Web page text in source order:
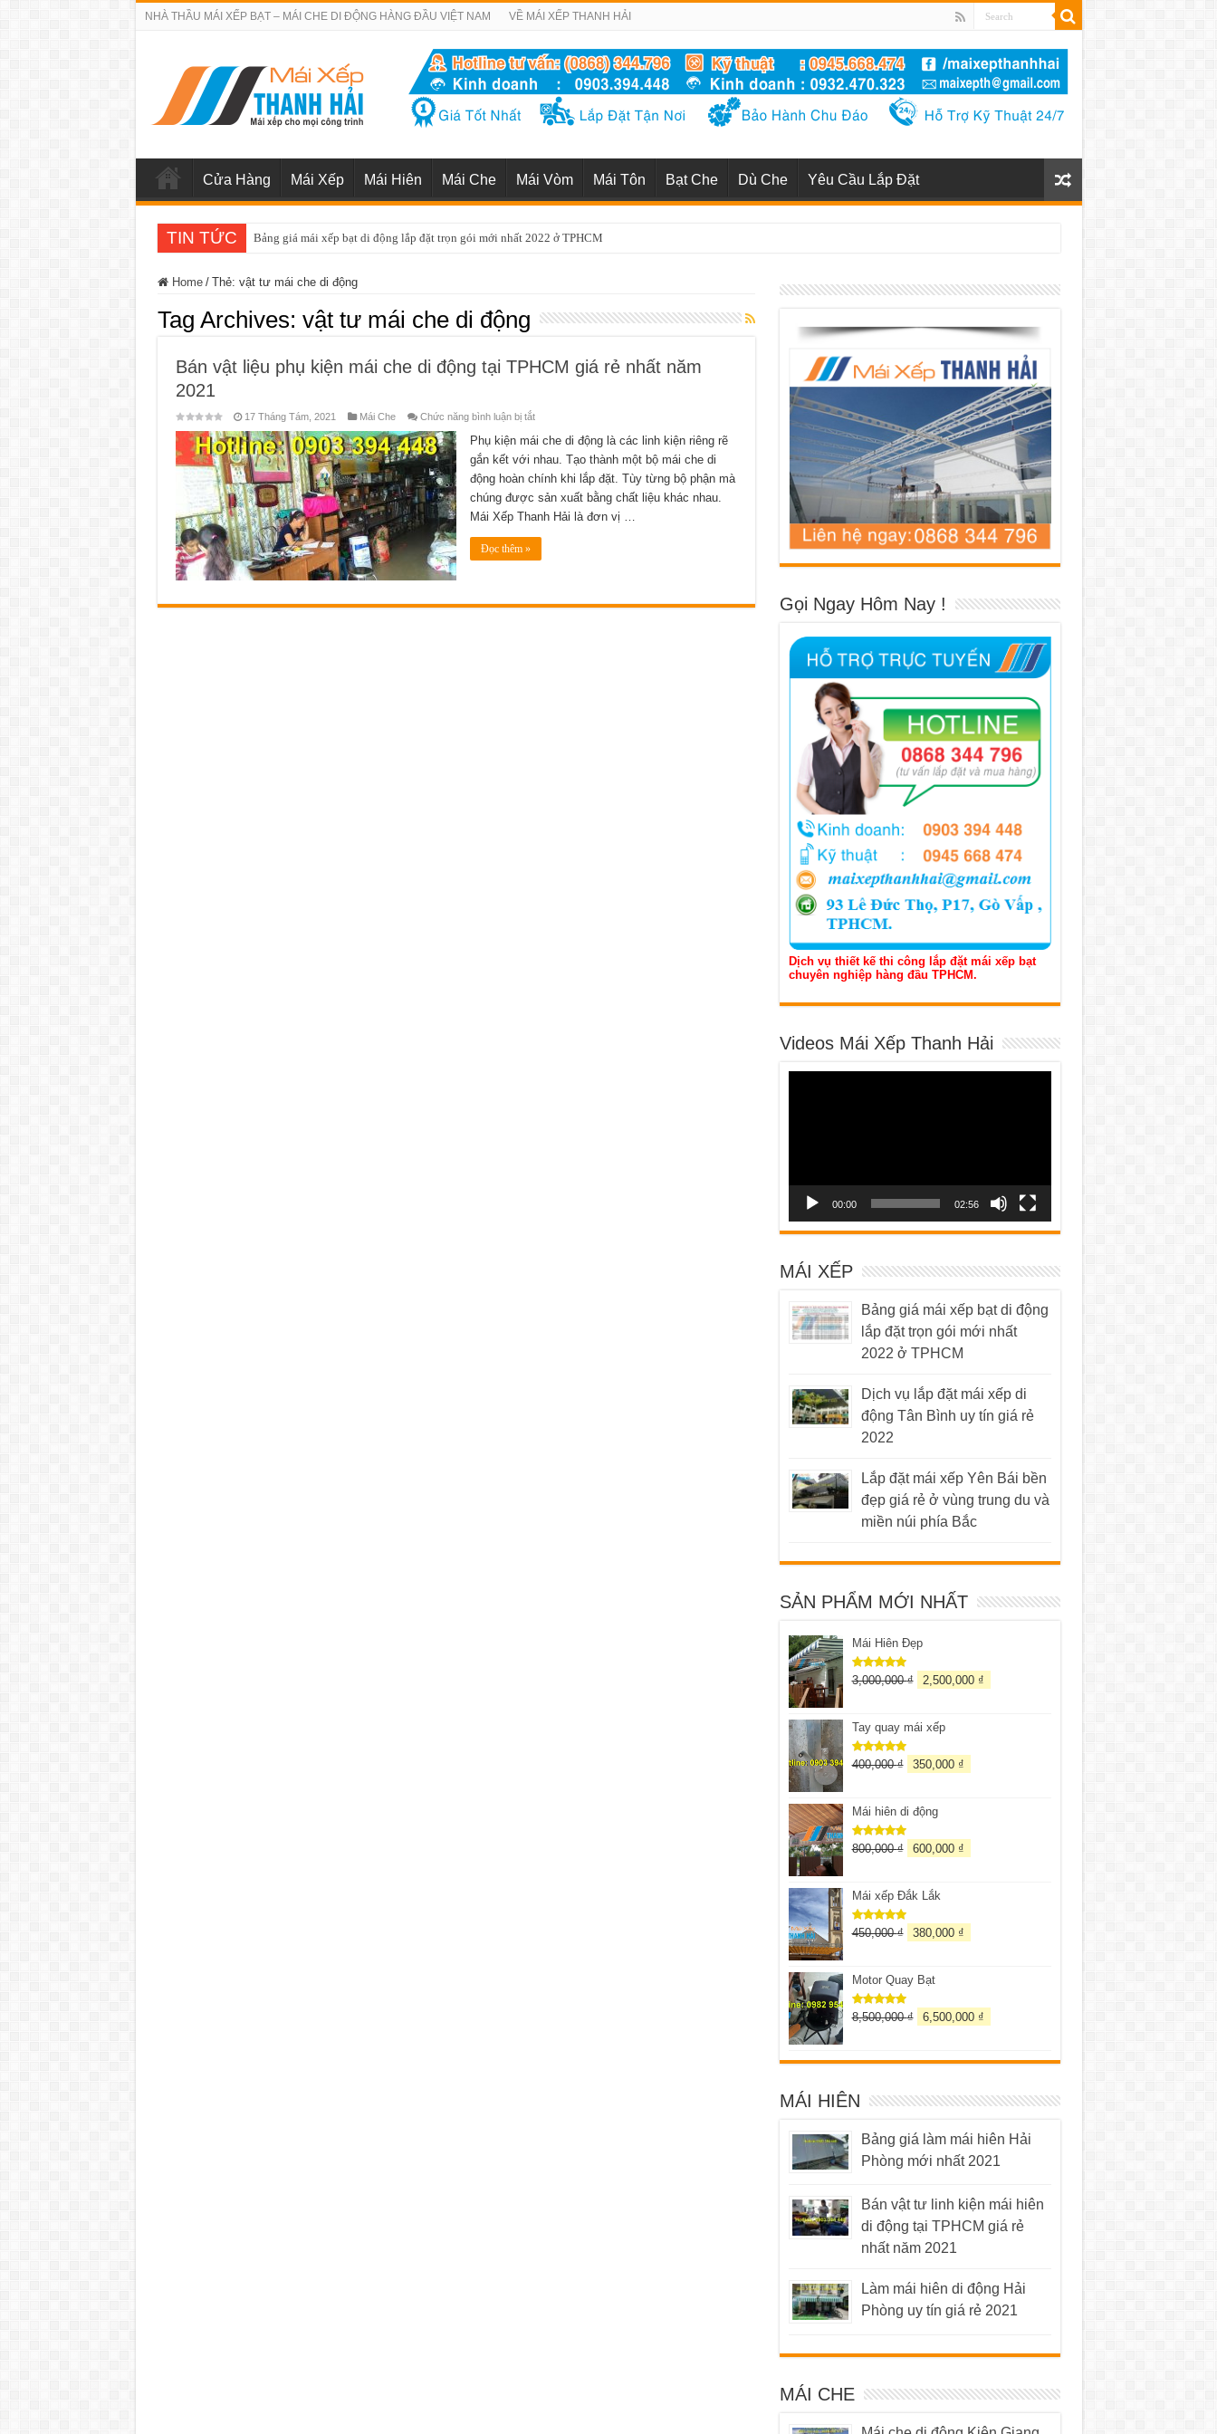
NHÀ THẦU MÁI XẾP BẠT – MÁI CHE DI ĐỘNG HÀNG ĐẦU VIỆT NAM VỀ MÁI XẾP THANH HẢI
Cửa Hàng Mái Xếp Mái Hiên Mái Che Mái Vòm Mái Tôn Bạt Che Dù Che Yêu Cầu Lắp Đặt
TIN TỨC Bảng giá sửa chữa cửa cuốn quận 1 uy tín chuyên nghiệp nhất TP HCM
Home / Thẻ: vật tư mái che di động
Tag Archives: vật tư mái che di động
Bán vật liệu phụ kiện mái che di động tại TPHCM giá rẻ nhất năm
2021
17 Tháng Tám, 2021 Mái Che Chức năng bình luận bị tắtở
vật
liệu
phụ
mái
che
di
động
tại
TPHCM
rẻ
Phụ kiện mái che di động là các linh kiện riêng rẽ
gắn kết với nhau. Tạo thành một bộ mái che di
động hoàn chính khi lắp đặt. Tùy từng bộ phận mà
chúng được sản xuất bằng chất liệu khác nhau.
Mái Xếp Thanh Hải là đơn vị …
Đọc thêm »
Gọi Ngay Hôm Nay !
Dịch vụ thiết kế thi công lắp đặt mái xếp bạt
chuyên nghiệp hàng đầu TPHCM.
Videos Mái Xếp Thanh Hải
00:00 02:56
MÁI XẾP
Bảng giá mái xếp bạt di động
lắp đặt trọn gói mới nhất
2022 ở TPHCM
Dịch vụ lắp đặt mái xếp di
động Tân Bình uy tín giá rẻ
2022
Lắp đặt mái xếp Yên Bái bền
đẹp giá rẻ ở vùng trung du và
miền núi phía Bắc
SẢN PHẨM MỚI NHẤT
Mái Hiên Đẹp
Được xếp
3,000,000₫ 2,500,000 ₫
Tay quay mái xếp
Được xếp
400,000₫ 350,000 ₫
Mái hiên di động
Được xếp
800,000₫ 600,000 ₫
Mái xếp Đắk Lắk
Được xếp
450,000₫ 380,000 ₫
Motor Quay Bạt
Được xếp
8,500,000₫ 6,500,000 ₫
MÁI HIÊN
Bảng giá làm mái hiên Hải
Phòng mới nhất 2021
Bán vật tư linh kiện mái hiên
di động tại TPHCM giá rẻ
nhất năm 2021
Làm mái hiên di động Hải
Phòng uy tín giá rẻ 2021
MÁI CHE